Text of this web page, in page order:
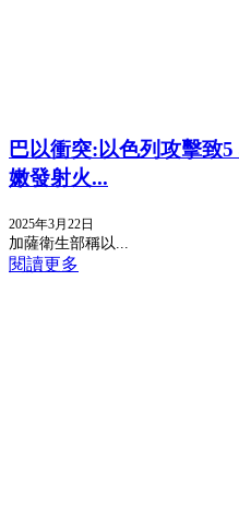
巴以衝突:以色列攻擊致
嫩發射火...
2025年3月22日
加薩衛生部稱以...
閱讀更多